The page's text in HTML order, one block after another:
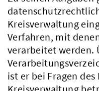
Kreisverwaltung
Verfahren, mit
verarbeitet werden.
ist er bei Fragen